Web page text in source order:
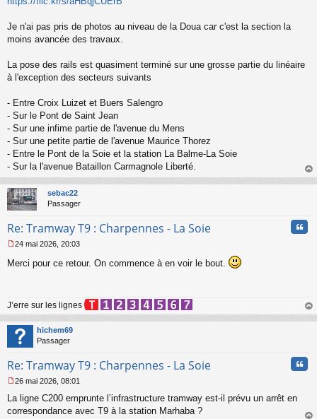
u
Je n'ai pas pris de photos au niveau de la Doua car c'est la section la
moins avancée des travaux.
La pose des rails est quasiment terminé sur une grosse partie du linéaire
à l'exception des secteurs suivants
- Entre Croix Luizet et Buers Salengro
- Sur le Pont de Saint Jean
- Sur une infime partie de l'avenue du Mens
- Sur une petite partie de l'avenue Maurice Thorez
- Entre le Pont de la Soie et la station La Balme-La Soie
- Sur la l'avenue Bataillon Carmagnole Liberté.
au
sebac22
Passager
Re: Tramway T9 : Charpennes - La Soie
e
g
e
n
o
n
u
24 mai 2026, 20:03
Merci pour ce retour. On commence à en voir le bout.
J’erre sur les lignes
au
hichem69
Passager
Re: Tramway T9 : Charpennes - La Soie
e
s
26 mai 2026, 08:01
La ligne C200 emprunte l’infrastructure tramway est-il prévu un arrêt en
correspondance avec T9 à la station Marhaba ?